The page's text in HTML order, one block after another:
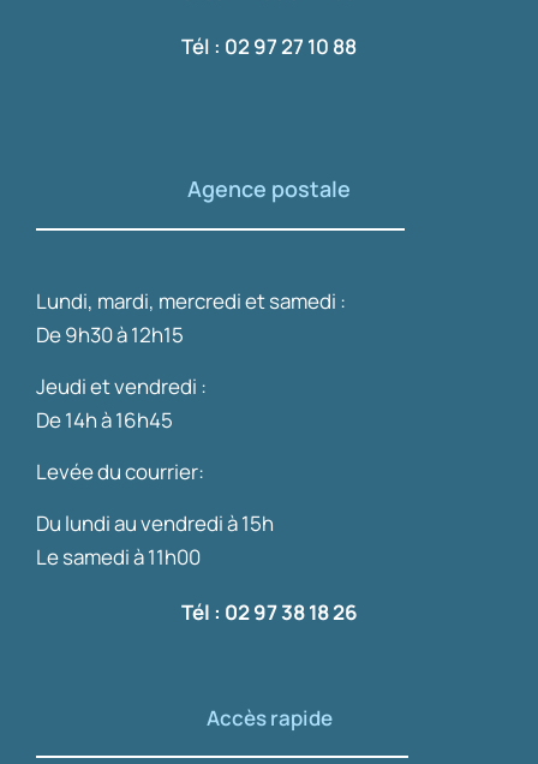
Tél : 02 97 27 10 88
Agence postale
Lundi, mardi, mercredi et samedi :
De 9h30 à 12h15
Jeudi et vendredi :
De 14h à 16h45
Levée du courrier:
Du lundi au vendredi à 15h
Le samedi à 11h00
Tél : 02 97 38 18 26
Accès rapide